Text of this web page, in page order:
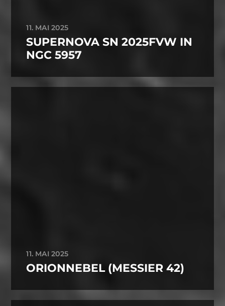
11. MAI 2025
SUPERNOVA SN 2025FVW IN
NGC 5957
11. MAI 2025
ORIONNEBEL (MESSIER 42)